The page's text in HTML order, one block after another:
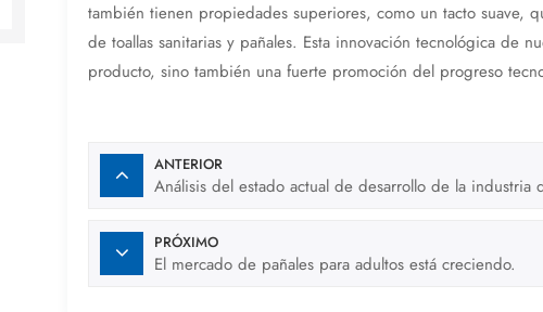
también tienen propiedades superiores, como un tacto suave,
de toallas sanitarias y pañales. Esta innovación tecnológica de
producto, sino también una fuerte promoción del progreso
ANTERIOR
Análisis del estado actual de desarrollo de la industria
PRÓXIMO
El mercado de pañales para adultos está creciendo.